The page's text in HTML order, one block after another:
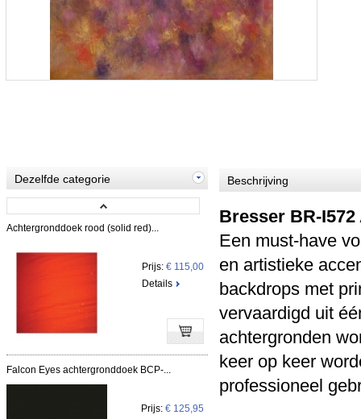
Dezelfde categorie
Achtergronddoek rood (solid red)...
Prijs: € 115,00
Details
Falcon Eyes achtergronddoek BCP-...
Prijs: € 125,95
Beschrijving
Bresser BR-
Een must-have
en artistieke
backdrops met
vervaardigd uit
achtergronden
keer op keer
professioneel